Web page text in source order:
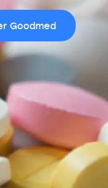
Goodmed